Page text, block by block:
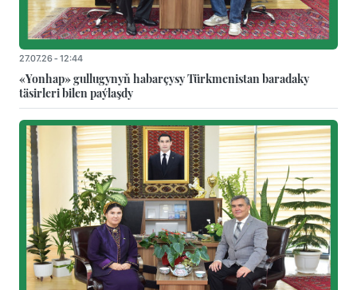
27.07.26 - 12:44
«Yonhap» gullugynyň habarçysy Türkmenistan baradaky
täsirleri bilen paýlaşdy